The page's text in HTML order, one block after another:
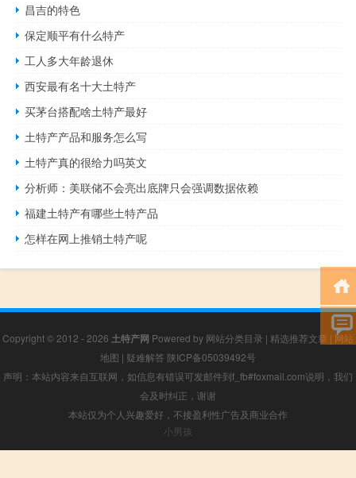
昌吉的特色
保定顺平有什么特产
工人多大年龄退休
西安最有名十大土特产
买茅台搭配啥土特产最好
土特产产品和服务怎么写
土特产真的很给力吗英文
分析师：美联储不会亮出底牌只会强调数据依赖
福建土特产有哪些土特产品
怎样在网上推销土特产呢
Copyright © 2012 - 2026 土特产网 Powered by 网站分类目录 | 精选推荐文章 | 网站
地图 | 疑难解答 陕ICP备05039492号
声明：本站内容来自互联网，如信息有错误可发邮件到f_fb#foxmail.com说明，我们
会及时纠正，谢谢
本站仅为个人兴趣爱好，不接盈利性广告及商业合作
小男孩